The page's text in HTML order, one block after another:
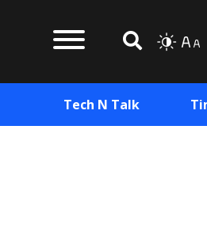
Tech N Talk